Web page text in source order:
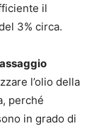
il
3% circa.
l’olio della
perché
in grado di